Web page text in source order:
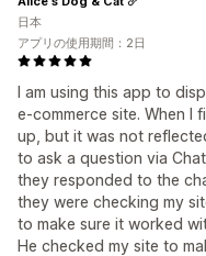
I am using this app to
e-commerce site. When I
up, but it was not
to ask a question via
they responded to the
they were checking my
to make sure it worked
He checked my site to
日本
アプリの使用期間：2日